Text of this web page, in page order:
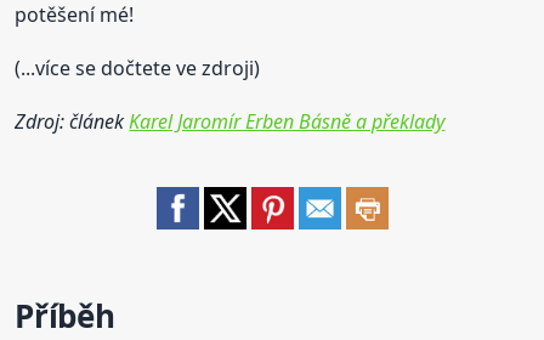
potěšení mé!
(...více se dočtete ve zdroji)
Zdroj: článekKarel Jaromír Erben Básně a překlady
Příběh